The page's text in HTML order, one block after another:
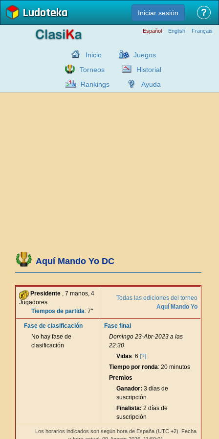
Ludoteka Iniciar sesión ?
Español English Français
Inicio
Juegos
Torneos
Historial
Rankings
Ayuda
Aquí Mando Yo DC
Presidente , 7 manos, 4
Jugadores
Tiempos de partida: 7"
Todas las ediciones del torneo
Aquí Mando Yo
Fase de clasificación
No hay fase de
clasificación
Fase final
Domingo 23-Abr-2023 a las
22:30
Vidas: 6 [?]
Tiempo por ronda: 20 minutos
Premios
Ganador: 3 días de
suscripción
Finalista: 2 días de
suscripción
Los horarios indicados son según hora de España (UTC +2). Fecha